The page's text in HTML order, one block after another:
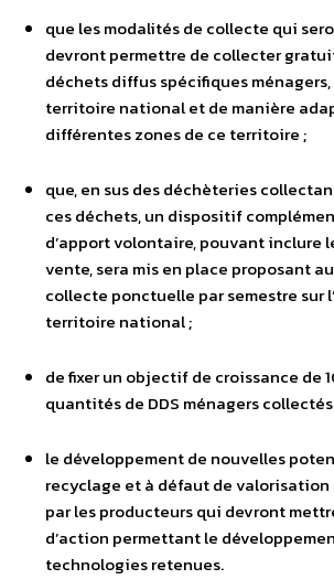
que les modalités de collecte qui
devront permettre de collecter
déchets diffus spécifiques
territoire national et de manière
différentes zones de ce territoire ;
que, en sus des déchèteries
ces déchets, un dispositif
d’apport volontaire, pouvant inclure
vente, sera mis en place proposant
collecte ponctuelle par semestre sur
territoire national ;
de fixer un objectif de croissance de
quantités de DDS ménagers
le développement de nouvelles
recyclage et à défaut de valorisation
par les producteurs qui devront
d’action permettant le
technologies retenues.